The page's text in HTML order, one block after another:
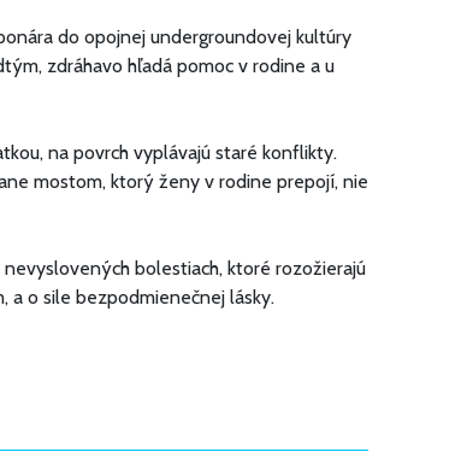
do opojnej undergroundovej kultúry
zdráhavo hľadá pomoc v rodine a u
na povrch vyplávajú staré konflikty.
mostom, ktorý ženy v rodine prepojí, nie
bolestiach, ktoré rozožierajú
a o sile bezpodmienečnej lásky.